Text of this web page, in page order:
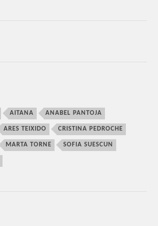
AITANA ANABEL PANTOJA
ARES TEIXIDO CRISTINA PEDROCHE
MARTA TORNE SOFIA SUESCUN